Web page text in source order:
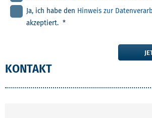
Ja, ich habe den Hinweis zur
akzeptiert. *
KONTAKT